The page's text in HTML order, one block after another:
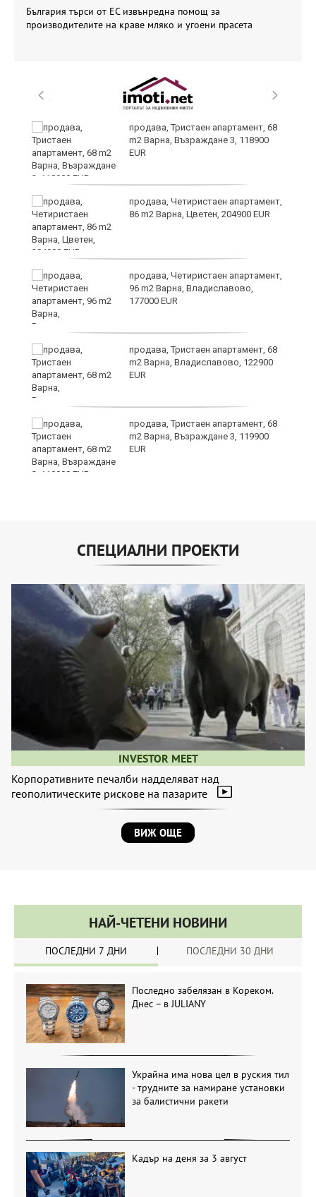
България търси от ЕС извънредна помощ за
производителите на краве мляко и угоени прасета
продава, Тристаен апартамент, 68
m2 Варна, Възраждане 3, 118900
EUR
продава, Четиристаен апартамент,
86 m2 Варна, Цветен, 204900 EUR
продава, Четиристаен апартамент,
96 m2 Варна, Владиславово,
177000 EUR
продава, Тристаен апартамент, 68
m2 Варна, Владиславово, 122900
EUR
продава, Тристаен апартамент, 68
m2 Варна, Възраждане 3, 119900
EUR
СПЕЦИАЛНИ ПРОЕКТИ
INVESTOR MEET
Корпоративните печалби надделяват над
геополитическите рискове на пазарите
ВИЖ ОЩЕ
НАЙ-ЧЕТЕНИ НОВИНИ
ПОСЛЕДНИ 7 ДНИ ПОСЛЕДНИ 30 ДНИ
Последно забелязан в Кореком.
Днес – в JULIANY
Украйна има нова цел в руския тил
- трудните за намиране установки
за балистични ракети
Кадър на деня за 3 август